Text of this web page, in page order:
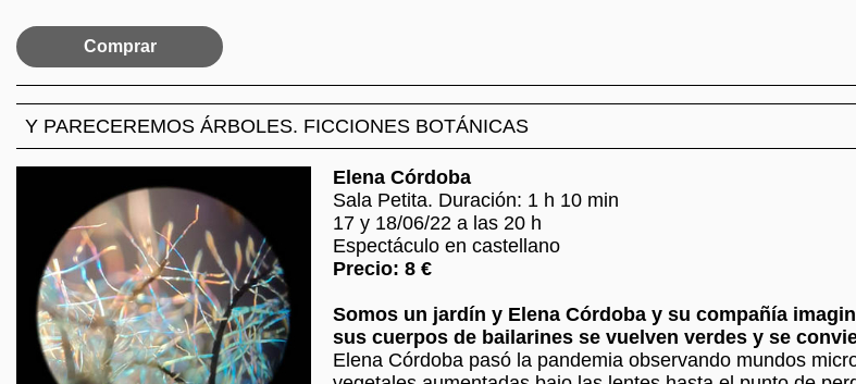
Comprar
Y PARECEREMOS ÁRBOLES. FICCIONES BOTÁNICAS
Elena Córdoba
Sala Petita. Duración: 1 h 10 min
17 y 18/06/22 a las 20 h
Espectáculo en castellano
Precio: 8 €
Somos un jardín y Elena Córdoba y su compañía
sus cuerpos de bailarines se vuelven verdes y se
Elena Córdoba pasó la pandemia observando mundos